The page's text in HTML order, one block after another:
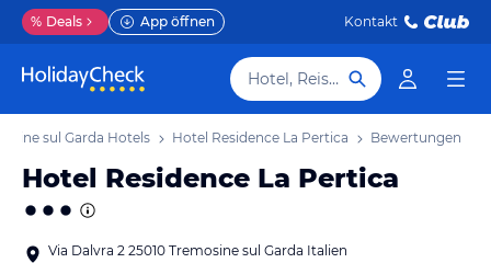
% Deals App öffnen Kontakt
Hotel, Reiseziel
sul Garda Hotels Hotel Residence La Pertica Bewertungen
Hotel Residence La Pertica
Via Dalvra 2 25010 Tremosine sul Garda Italien